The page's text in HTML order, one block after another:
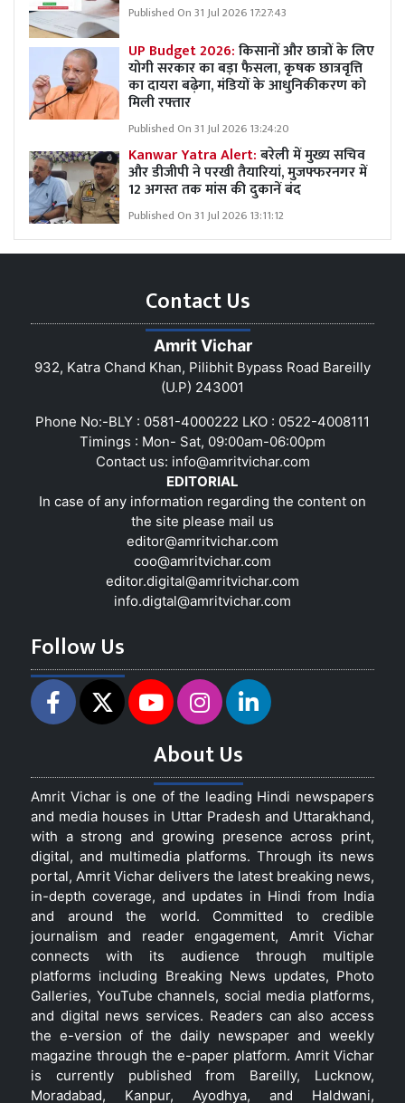
Published On 31 Jul 2026 17:27:43
UP Budget 2026:किसानों और छात्रों के लिए
योगी सरकार का बड़ा फैसला, कृषक छात्रवृत्ति
का दायरा बढ़ेगा, मंडियों के आधुनिकीकरण को
मिली रफ्तार
Published On 31 Jul 2026 13:24:20
Kanwar Yatra Alert:बरेली में मुख्य सचिव
और डीजीपी ने परखी तैयारियां, मुजफ्फरनगर में
12 अगस्त तक मांस की दुकानें बंद
Published On 31 Jul 2026 13:11:12
Contact Us
Amrit Vichar
932, Katra Chand Khan, Pilibhit Bypass Road Bareilly
(U.P) 243001
Phone No:-BLY : 0581-4000222 LKO : 0522-4008111
Timings : Mon- Sat, 09:00am-06:00pm
Contact us: info@amritvichar.com
EDITORIAL
In case of any information regarding the content on
the site please mail us
editor@amritvichar.com
coo@amritvichar.com
editor.digital@amritvichar.com
info.digtal@amritvichar.com
Follow Us
About Us
Amrit Vichar is one of the leading Hindi newspapers
and media houses in Uttar Pradesh and Uttarakhand,
with a strong and growing presence across print,
digital, and multimedia platforms. Through its news
portal, Amrit Vichar delivers the latest breaking news,
in-depth coverage, and updates in Hindi from India
and around the world. Committed to credible
journalism and reader engagement, Amrit Vichar
connects with its audience through multiple
platforms including Breaking News updates, Photo
Galleries, YouTube channels, social media platforms,
and digital news services. Readers can also access
the e-version of the daily newspaper and weekly
magazine through the e-paper platform. Amrit Vichar
is currently published from Bareilly, Lucknow,
Moradabad, Kanpur, Ayodhya, and Haldwani,